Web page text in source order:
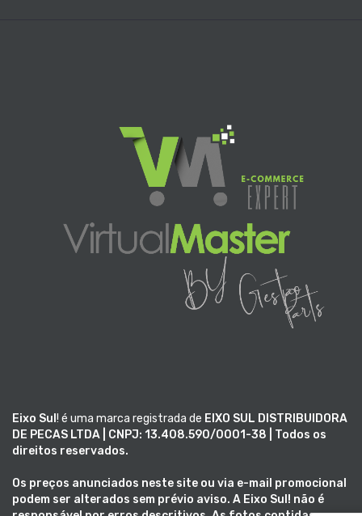
Eixo Sul ! é uma marca registrada de EIXO SUL DISTRIBUIDORA
DE PECAS LTDA | CNPJ: 13.408.590/0001-38 | Todos os
direitos reservados.
Os preços anunciados neste site ou via e-mail promocional
podem ser alterados sem prévio aviso. A Eixo Sul! não é